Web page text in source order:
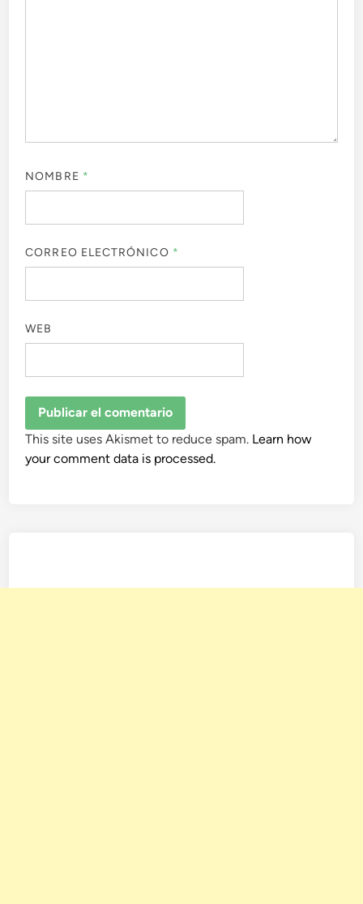
NOMBRE *
CORREO ELECTRÓNICO *
WEB
This site uses Akismet to reduce spam. Learn how
your comment data is processed.